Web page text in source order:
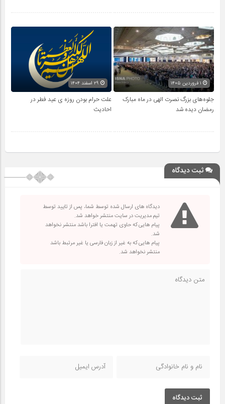
جلوه‌های بزرگ نصرت الهی در ماه مبارک
رمضان دیده شد
علت حرام بودن روزه ی عید فطر در
احادیث
ثبت دیدگاه
دیدگاه های ارسال شده توسط شما، پس از تایید توسط
تیم مدیریت در سایت منتشر خواهد شد.
پیام هایی که حاوی تهمت یا افترا باشد منتشر نخواهد
شد.
پیام هایی که به غیر از زبان فارسی یا غیر مرتبط باشد
منتشر نخواهد شد.
ثبت دیدگاه